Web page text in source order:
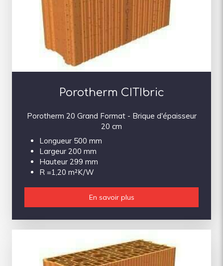
Porotherm CITIbric
Porotherm 20 Grand Format - Brique d'épaisseur
20 cm
Longueur 500 mm
Largeur 200 mm
Hauteur 299 mm
R =1,20 m²K/W
En savoir plus